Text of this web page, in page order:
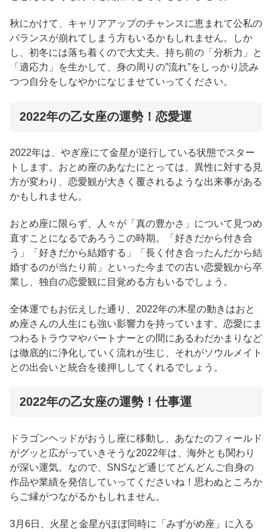
秋にかけて、キャリアアップのチャンスに恵まれて公私の
バランスが崩れてしまう方もいるかもしれません。しか
し、初冬には落ち着くので大丈夫。持ち前の「分析力」と
「適応力」を生かして、身の周りの”流れ”をしっかり読み
つつ自分をしなやかになじませていってください。
2022年の乙女座の運勢！恋愛運
2022年は、やぎ座にて金星が逆行している状態でスター
トします。おとめ座のあなたにとっては、異性に対する見
方が変わり、恋愛観が大きく覆されるような出来事がある
かもしれません。
おとめ座に限らず、人々が「真の豊かさ」について見つめ
直すことになるであろうこの時期。「好きだから付き合
う」「好きだから結婚する」「長く付き合ったんだから結
婚するのが当たり前」といった今までの古い恋愛観から卒
業し、独自の恋愛観に目覚める方もいるでしょう。
全体運でもお伝えした通り、2022年の木星の動きはおと
め座さんの人生にも強い影響力を持っています。恋愛にま
つわるトラウマやパートナーとの間にあるわだかまりなど
は徹底的に浄化していく流れが生じ、それがソウルメイト
との出会いと統合を後押ししてくれるでしょう。
2022年の乙女座の運勢！仕事運
ドラゴンヘッドがおうし座に移動し、あなたのフィールド
がグッと広がっていきそうな2022年は、海外とも関わり
が深い運気。なので、SNSなど通じてどんどんご自身の
作品や業績を発信していってくださいね！思わぬところか
らご縁がつながるかもしれません。
3月6日、火星と金星がほぼ同時に「みずがめ座」に入る